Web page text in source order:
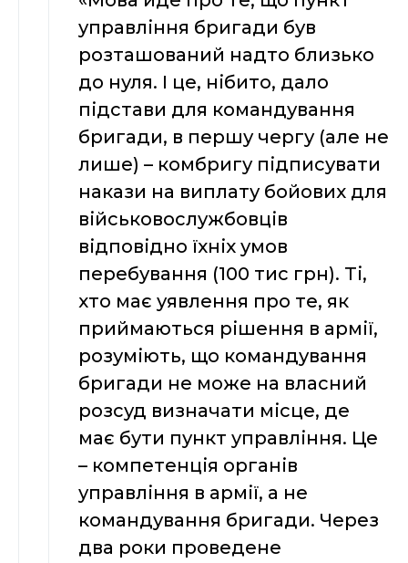
управління бригади був
розташований надто близько
до нуля. І це, нібито, дало
підстави для командування
бригади, в першу чергу (але не
лише) – комбригу підписувати
накази на виплату бойових для
військовослужбовців
відповідно їхніх умов
перебування (100 тис грн). Ті,
хто має уявлення про те, як
приймаються рішення в армії,
розуміють, що командування
бригади не може на власний
розсуд визначати місце, де
має бути пункт управління. Це
– компетенція органів
управління в армії, а не
командування бригади. Через
два роки проведене